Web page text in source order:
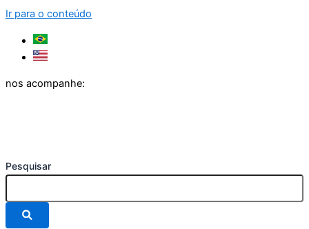
Ir para o conteúdo
nos acompanhe:
Pesquisar